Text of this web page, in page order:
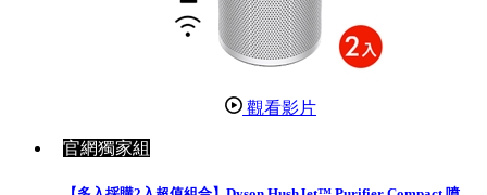
觀看影片
官網獨家組